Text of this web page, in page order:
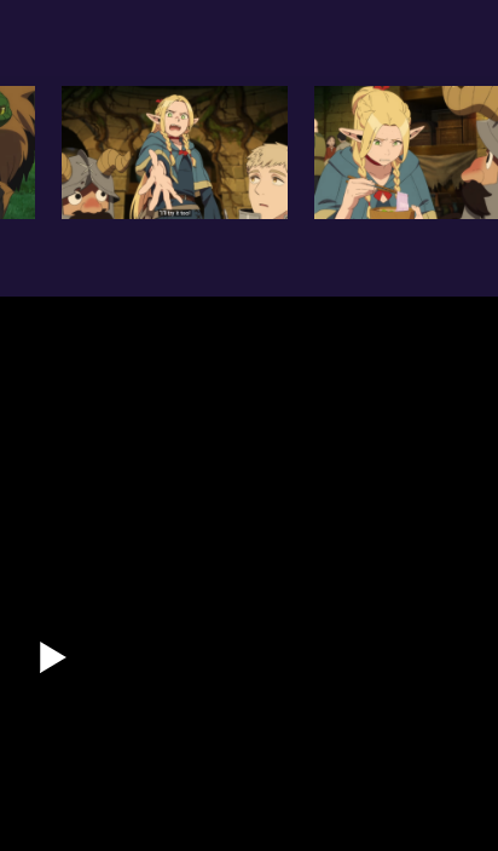
на исходе, какое решение примет главный